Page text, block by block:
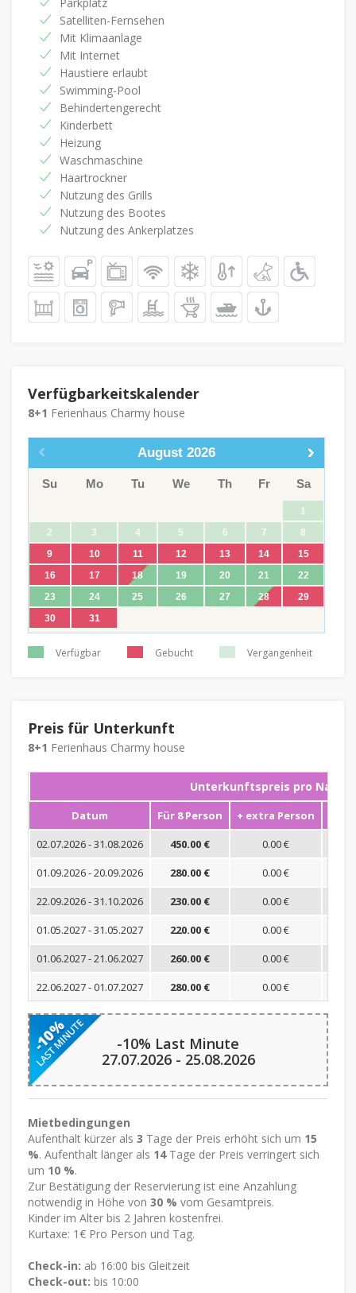
Satelliten-Fernsehen
Mit Klimaanlage
Mit Internet
Haustiere erlaubt
Swimming-Pool
Behindertengerecht
Kinderbett
Heizung
Waschmaschine
Haartrockner
Nutzung des Grills
Nutzung des Bootes
Nutzung des Ankerplatzes
Verfügbarkeitskalender
8+1 Ferienhaus Charmy house
August 2026
Su Mo Tu We Th Fr Sa
1
2
3 4 5 6 7
8
9
10 11 12 13 14
15
16
17 18 19 20 21
22
23
24 25 26 27 28
29
30
31
Verfügbar Gebucht Vergangenheit
Preis für Unterkunft
8+1 Ferienhaus Charmy house
Unterkunftspreis pro Nacht
Datum Für 8 Person + extra Person
02.07.2026 - 31.08.2026
450.00 € 0.00 €
01.09.2026 - 20.09.2026
280.00 €
0.00 €
22.09.2026 - 31.10.2026
230.00 €
0.00 €
01.05.2027 - 31.05.2027
220.00 € 0.00 €
01.06.2027 - 21.06.2027
260.00 €
0.00 €
22.06.2027 - 01.07.2027
280.00 € 0.00 €
-10% Last Minute
27.07.2026 - 25.08.2026
Mietbedingungen
Aufenthalt kürzer als 3 Tage der Preis erhöht sich um 15
%. Aufenthalt länger als 14Tage der Preis verringert sich
um 10 %.
Zur Bestätigung der Reservierung ist eine Anzahlung
notwendig in Höhe von 30 % vom Gesamtpreis.
Kinder im Alter bis 2 Jahren kostenfrei.
Kurtaxe: 1€ Pro Person und Tag.
Check-in: ab 16:00 bis Gleitzeit
Check-out: bis 10:00